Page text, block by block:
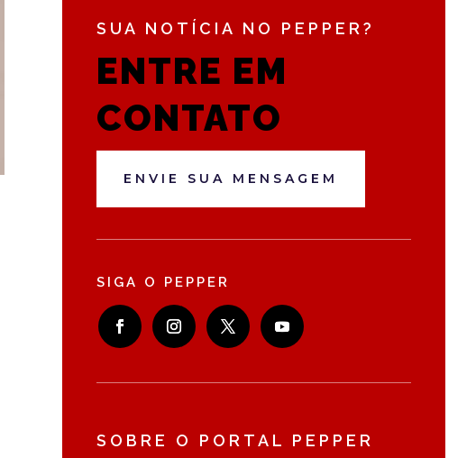
SUA NOTÍCIA NO PEPPER?
ENTRE EM
CONTATO
ENVIE SUA MENSAGEM
SIGA O PEPPER
SOBRE O PORTAL PEPPER